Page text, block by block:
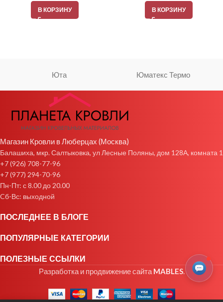
В КОРЗИНУ В КОРЗИНУ
Юта Юматекс Термо
Магазин Кровли в Люберцах (Москва)
Балашиха, мкр. Салтыковка, ул Лесные Поляны, дом 128А, комната 1
+7 (926) 708-77-96
+7 (977) 294-70-96
Пн-Пт: с 8.00 до 20.00
Cб-Вс: выходной
ПОСЛЕДНЕЕ В БЛОГЕ
ПОПУЛЯРНЫЕ КАТЕГОРИИ
ПОЛЕЗНЫЕ ССЫЛКИ
Разработка и продвижение сайтаMABLES.